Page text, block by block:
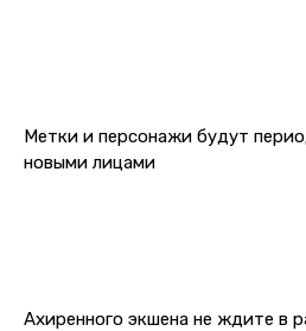
Метки и персонажи будут
новыми лицами
Ахиренного экшена не ждите в